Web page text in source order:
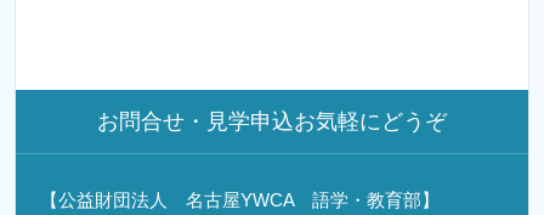
お問合せ・見学申込お気軽にどうぞ
【公益財団法人 名古屋YWCA 語学・教育部】